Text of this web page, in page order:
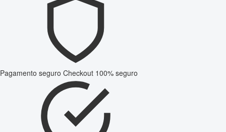
Pagamento seguro Checkout 100% seguro